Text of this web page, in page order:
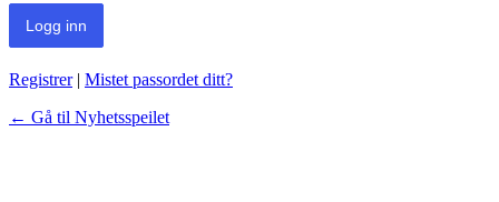
Registrer| Mistet passordet ditt?
← Gå til Nyhetsspeilet